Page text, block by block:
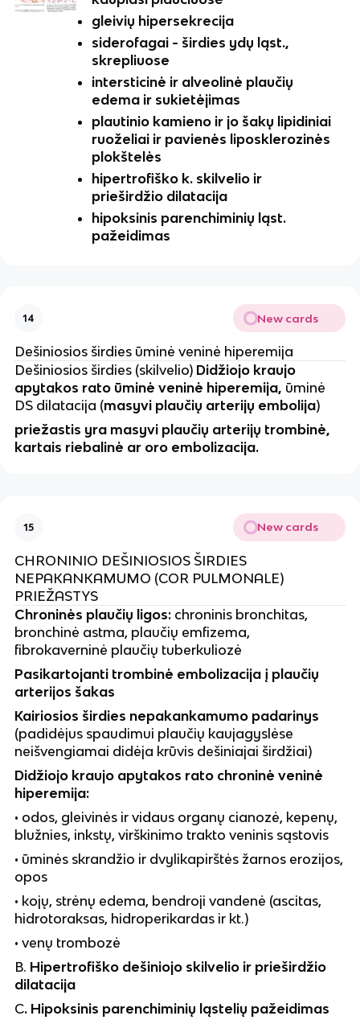
gleivių hipersekrecija
siderofagai - širdies ydų ląst.,
skrepliuose
intersticinė ir alveolinė plaučių
edema ir sukietėjimas
plautinio kamieno ir jo šakų lipidiniai
ruoželiai ir pavienės liposklerozinės
plokštelės
hipertrofiško k. skilvelio ir
prieširdžio dilatacija
hipoksinis parenchiminių ląst.
pažeidimas
14 New cards
Dešiniosios širdies ūminė veninė hiperemija
Dešiniosios širdies (skilvelio) Didžiojo kraujo
apytakos rato ūminė veninė hiperemija, ūminė
DS dilatacija (masyvi plaučių arterijų embolija)
priežastis yra masyvi plaučių arterijų trombinė,
kartais riebalinė ar oro embolizacija.
15 New cards
CHRONINIO DEŠINIOSIOS ŠIRDIES
NEPAKANKAMUMO (COR PULMONALE)
PRIEŽASTYS
Chroninės plaučių ligos: chroninis bronchitas,
bronchinė astma, plaučių emfizema,
fibrokaverninė plaučių tuberkuliozė
Pasikartojanti trombinė embolizacija į plaučių
arterijos šakas
Kairiosios širdies nepakankamumo padarinys
(padidėjus spaudimui plaučių kaujagyslėse
neišvengiamai didėja krūvis dešiniajai širdžiai)
Didžiojo kraujo apytakos rato chroninė veninė
hiperemija:
• odos, gleivinės ir vidaus organų cianozė, kepenų,
blužnies, inkstų, virškinimo trakto veninis sąstovis
• ūminės skrandžio ir dvylikapirštės žarnos erozijos,
opos
• kojų, strėnų edema, bendroji vandenė (ascitas,
hidrotoraksas, hidroperikardas ir kt.)
• venų trombozė
B. Hipertrofiško dešiniojo skilvelio ir prieširdžio
dilatacija
C. Hipoksinis parenchiminių ląstelių pažeidimas